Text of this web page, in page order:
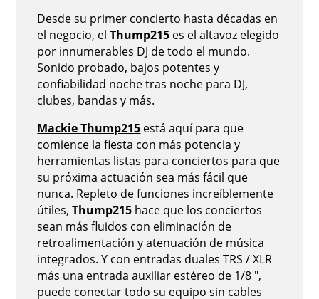
Desde su primer concierto hasta décadas en
el negocio, elThump215 es el altavoz elegido
por innumerables DJ de todo el mundo.
Sonido probado, bajos potentes y
confiabilidad noche tras noche para DJ,
clubes, bandas y más.
Mackie Thump215 está aquí para que
comience la fiesta con más potencia y
herramientas listas para conciertos para que
su próxima actuación sea más fácil que
nunca. Repleto de funciones increíblemente
útiles,Thump215 hace que los conciertos
sean más fluidos con eliminación de
retroalimentación y atenuación de música
integrados. Y con entradas duales TRS / XLR
más una entrada auxiliar estéreo de 1/8 ",
puede conectar todo su equipo sin cables